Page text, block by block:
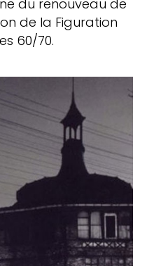
du renouveau de
de la Figuration
60/70.